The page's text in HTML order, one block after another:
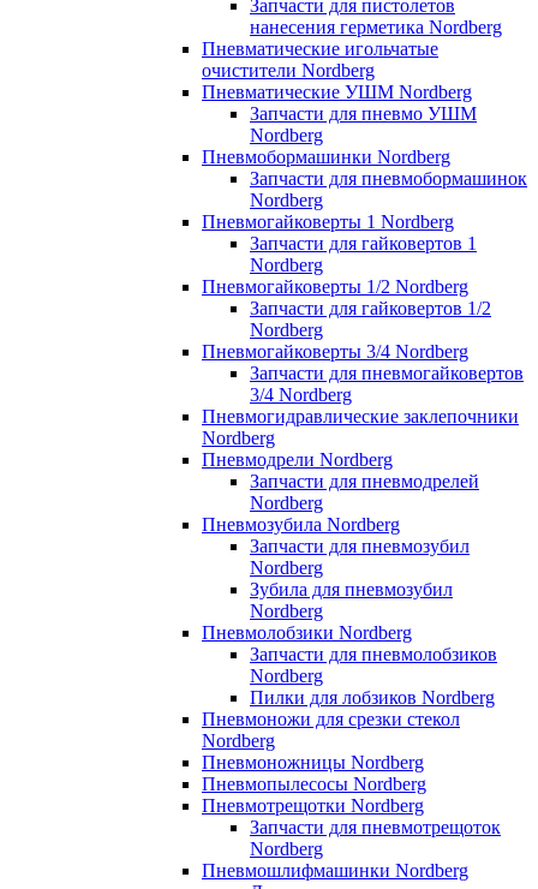
Запчасти для пистолетов
нанесения герметика Nordberg
Пневматические игольчатые
очистители Nordberg
Пневматические УШМ Nordberg
Запчасти для пневмо УШМ
Nordberg
Пневмобормашинки Nordberg
Запчасти для пневмобормашинок
Nordberg
Пневмогайковерты 1 Nordberg
Запчасти для гайковертов 1
Nordberg
Пневмогайковерты 1/2 Nordberg
Запчасти для гайковертов 1/2
Nordberg
Пневмогайковерты 3/4 Nordberg
Запчасти для пневмогайковертов
3/4 Nordberg
Пневмогидравлические заклепочники
Nordberg
Пневмодрели Nordberg
Запчасти для пневмодрелей
Nordberg
Пневмозубила Nordberg
Запчасти для пневмозубил
Nordberg
Зубила для пневмозубил
Nordberg
Пневмолобзики Nordberg
Запчасти для пневмолобзиков
Nordberg
Пилки для лобзиков Nordberg
Пневмоножи для срезки стекол
Nordberg
Пневмоножницы Nordberg
Пневмопылесосы Nordberg
Пневмотрещотки Nordberg
Запчасти для пневмотрещоток
Nordberg
Пневмошлифмашинки Nordberg